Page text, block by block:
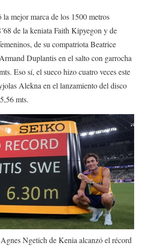
mejor marca de los 1500 metros
de la keniata Faith Kipyegon y de
de su compatriota Beatrice
Duplantis en el salto con garrocha
Eso sí, el sueco hizo cuatro veces este
Alekna en el lanzamiento del disco
mts.
Ngetich de Kenia alcanzó el récord